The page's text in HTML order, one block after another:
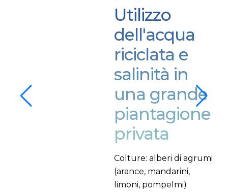
Utilizzo
dell'acqua
riciclata e
salinità in
una grande
piantagione
privata
Colture: alberi di agrumi
(arance, mandarini,
limoni, pompelmi)